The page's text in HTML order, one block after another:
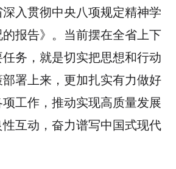
入贯彻中央八项规定精神学
报告》。当前摆在全省上下
务，就是切实把思想和行动
署上来，更加扎实有力做好
工作，推动实现高质量发展
互动，奋力谱写中国式现代